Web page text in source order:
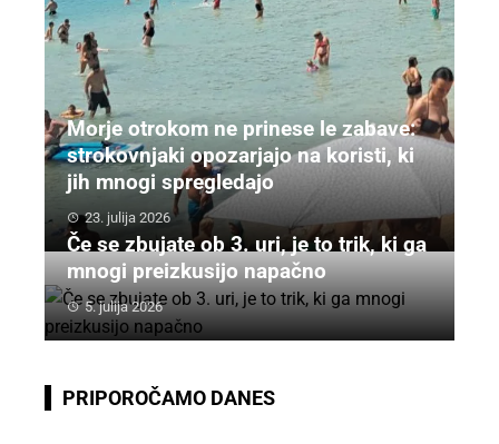
Morje otrokom ne prinese le zabave:
strokovnjaki opozarjajo na koristi, ki
jih mnogi spregledajo
23. julija 2026
Če se zbujate ob 3. uri, je to trik, ki ga
mnogi preizkusijo napačno
5. julija 2026
PRIPOROČAMO DANES